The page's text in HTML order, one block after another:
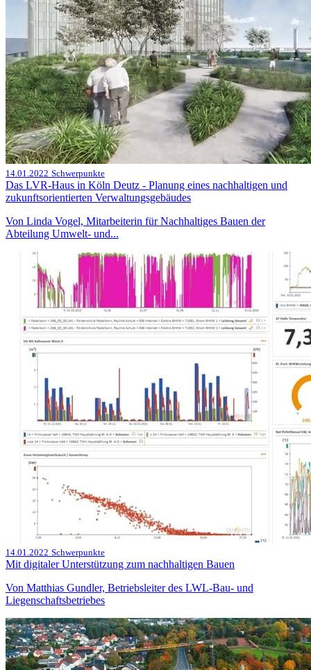
14.01.2022 Schwerpunkte
Das LVR-Haus in Köln Deutz - Planung eines nachhaltigen und
zukunftsorientierten Verwaltungsgebäudes
Von Linda Vogel, Mitarbeiterin für Nachhaltiges Bauen der
Abteilung Umwelt- und...
14.01.2022 Schwerpunkte
Mit digitaler Unterstützung zum nachhaltigen Bauen
Von Matthias Gundler, Betriebsleiter des LWL-Bau- und
Liegenschaftsbetriebes